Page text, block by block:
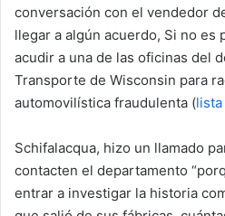
conversación con el vendedor
llegar a algún acuerdo, Si no es
acudir a una de las oficinas del
Transporte de Wisconsin para
automovilística fraudulenta (
Schifalacqua, hizo un llamado
contacten el departamento “p
entrar a investigar la historia